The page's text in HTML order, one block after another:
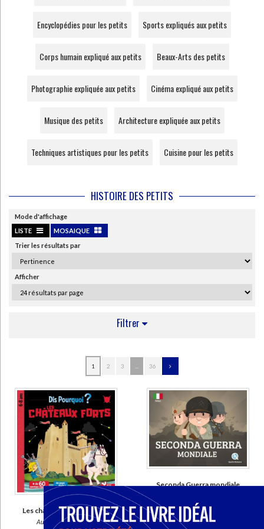
CHARGEMENT...
Littérature de voyage Audio - Livres lus
Histoire de France Biographies historiques
Culture scientifique
Encyclopédies pour les petits Sports expliqués aux petits
Corps humain expliqué aux petits Beaux-Arts des petits
Photographie expliquée aux petits Cinéma expliqué aux petits
Musique des petits Architecture expliquée aux petits
Techniques artistiques pour les petits Cuisine pour les petits
HISTOIRE DES PETITS
Mode d'affichage
LISTE
MOSAIQUE
Trier les résultats par
Afficher
Filtrer
Ferret, Mathieu (76)
Wennagel, Bruno (75)
Baron, Clémentine V. (46)
Tuffin, Mathilde (27)
Biasse, Guillaume (26)
Lemoult, Sandrine (20)
Lescaille, Nathalie (20)
1 2 3 36
Les châteaux forts : 6-8 ans
Auteur :Eric Mathivet
Seconda Guerra mondiale
Éditeur(s) :Quelle histoire
Une introduction proposant